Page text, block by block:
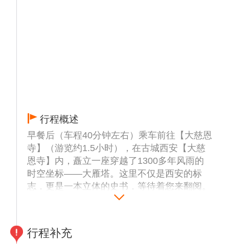
行程概述
早餐后（车程40分钟左右）乘车前往【大慈恩
寺】（游览约1.5小时），在古城西安【大慈
恩寺】内，矗立一座穿越了1300多年风雨的
时空坐标——大雁塔。这里不仅是西安的标
志，更是一本立体的史书，等待着您来翻阅。
无论您是历史文化的探寻者，还是寻找城市休
响，感受盛世气象！（暑假6月25日开始大慈
行程补充